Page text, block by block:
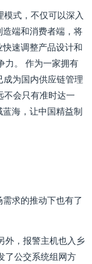
式，不仅可以深入
端和消费者端，将
速调整产品设计和
力。 作为一家拥有
成为国内供应链管理
不会只有准时达一
海，让中国精益制
求的推动下也有了
外，报警主机也入乡
了公交系统组网方